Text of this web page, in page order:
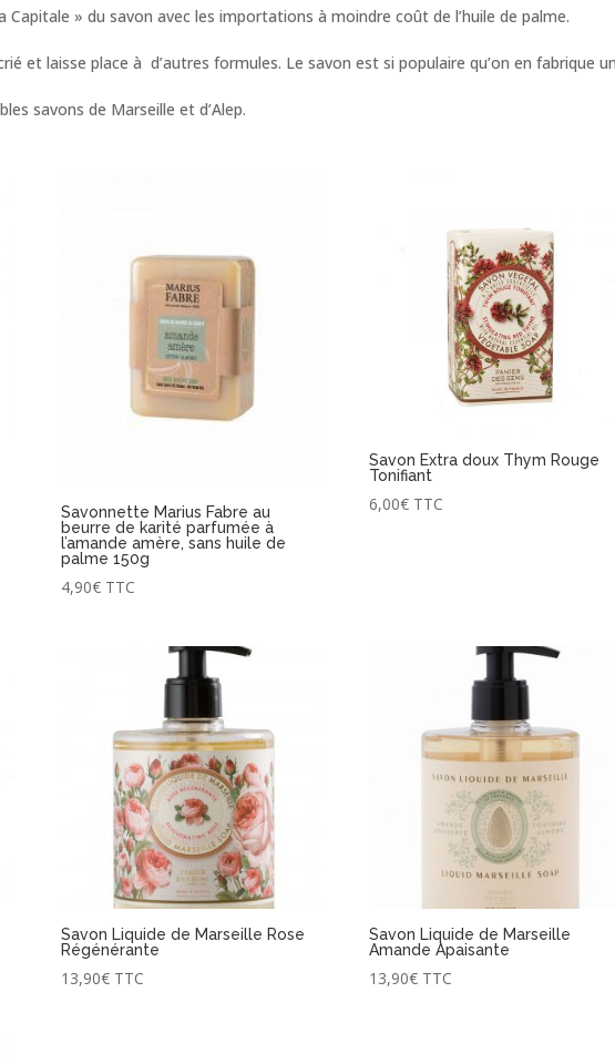
Capitale » du savon avec les importations à moindre coût de l’huile de palme.
et laisse place à d’autres formules. Le savon est si populaire qu’on en fabrique
savons de Marseille et d’Alep.
Savonnette Marius Fabre au
beurre de karité parfumée à
l’amande amère, sans huile de
palme 150g
4,90€ TTC
Savon Extra doux Thym Rouge
Tonifiant
6,00€ TTC
Savon Liquide de Marseille Rose
Régénérante
13,90€ TTC
Savon Liquide de Marseille
Amande Apaisante
13,90€ TTC